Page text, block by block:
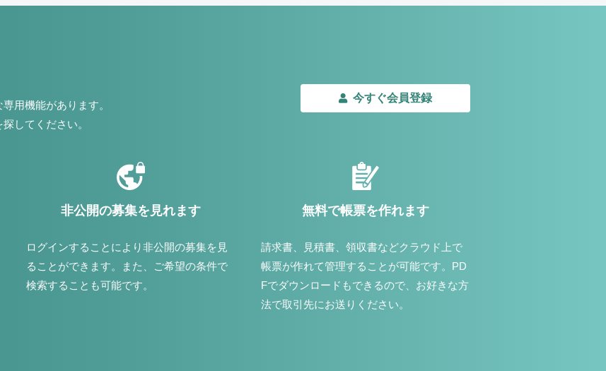
用機能があります。
してください。
今すぐ会員登録
非公開の募集を見れます
ログインすることにより非公開の募集を見
ることができます。また、ご希望の条件で
検索することも可能です。
無料で帳票を作れます
請求書、見積書、領収書などクラウド上で
帳票が作れて管理することが可能です。PD
Fでダウンロードもできるので、お好きな方
法で取引先にお送りください。